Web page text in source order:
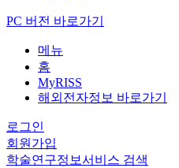
PC 버전 바로가기
메뉴
홈
MyRISS
해외전자정보 바로가기
로그인
회원가입
학술연구정보서비스 검색